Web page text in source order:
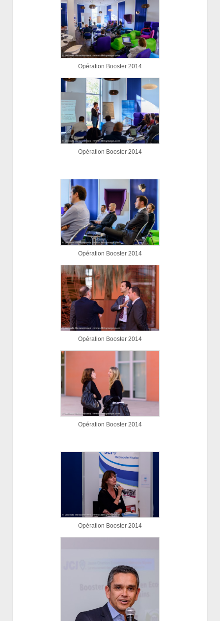
Opération Booster 2014
Opération Booster 2014
Opération Booster 2014
Opération Booster 2014
Opération Booster 2014
Opération Booster 2014